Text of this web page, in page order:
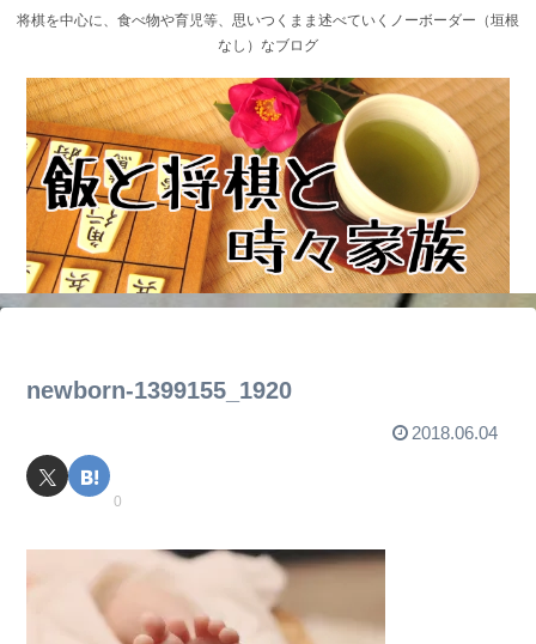
将棋を中心に、食べ物や育児等、思いつくまま述べていくノーボーダー（垣根
なし）なブログ
newborn-1399155_1920
2018.06.04
0